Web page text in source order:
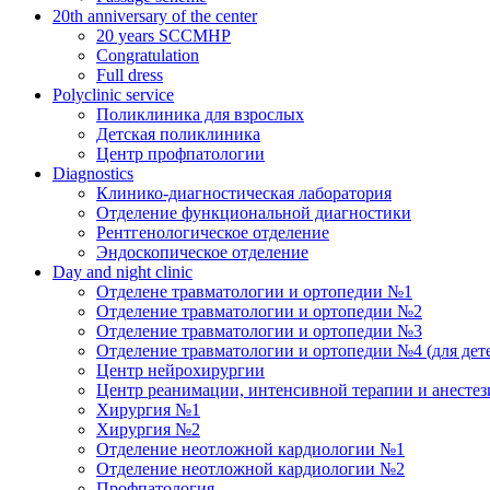
20th anniversary of the center
20 years SCCMHP
Congratulation
Full dress
Polyclinic service
Поликлиника для взрослых
Детская поликлиника
Центр профпатологии
Diagnostics
Клинико-диагностическая лаборатория
Отделение функциональной диагностики
Рентгенологическое отделение
Эндоскопическое отделение
Day and night clinic
Отделене травматологии и ортопедии №1
Отделение травматологии и ортопедии №2
Отделение травматологии и ортопедии №3
Отделение травматологии и ортопедии №4 (для
Центр нейрохирургии
Центр реанимации, интенсивной терапии и
Хирургия №1
Хирургия №2
Отделение неотложной кардиологии №1
Отделение неотложной кардиологии №2